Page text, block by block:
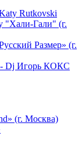
Rutkovski
"Хали-Гали" (г.
Размер» (г.
Dj Игорь КОКС
(г. Москва)